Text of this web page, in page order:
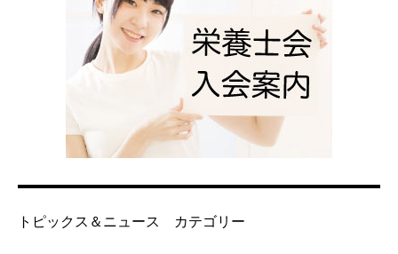
トピックス＆ニュース カテゴリー